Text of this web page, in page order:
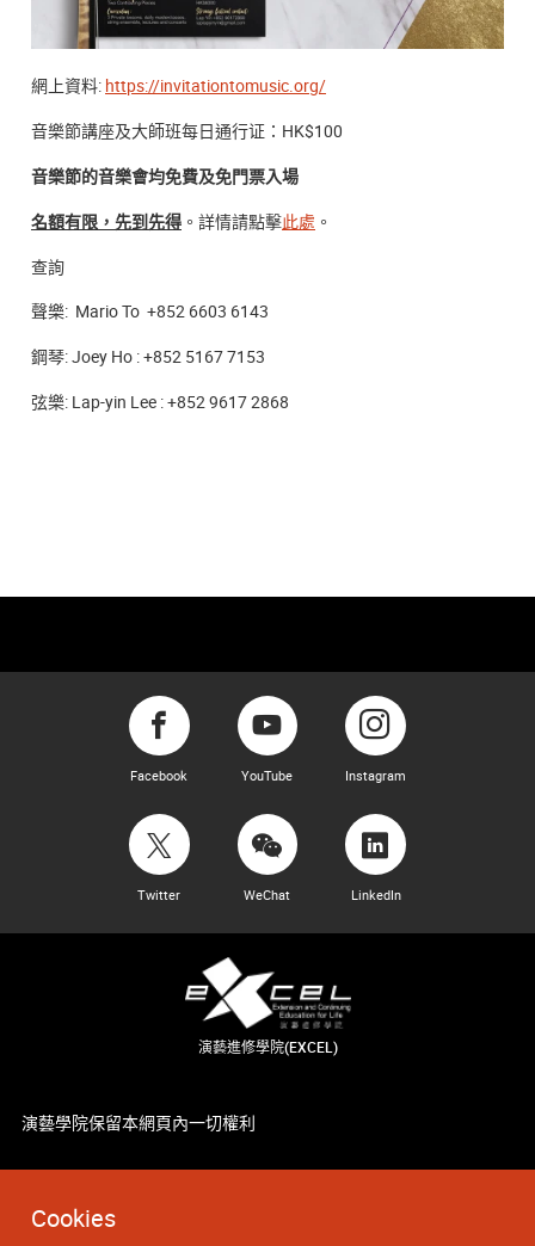
Cookies
網上資料: https://invitationtomusic.org/
音樂節講座及大師班每日通行证：HK$100
音樂節的音樂會均免費及免門票入場
名額有限，先到先得 。詳情請點擊此處 。
查詢
聲樂: Mario To +852 6603 6143
鋼琴: Joey Ho : +852 5167 7153
弦樂: Lap-yin Lee : +852 9617 2868
Facebook YouTube Instagram
Twitter WeChat LinkedIn
演藝進修學院(EXCEL)
演藝學院保留本網頁內一切權利